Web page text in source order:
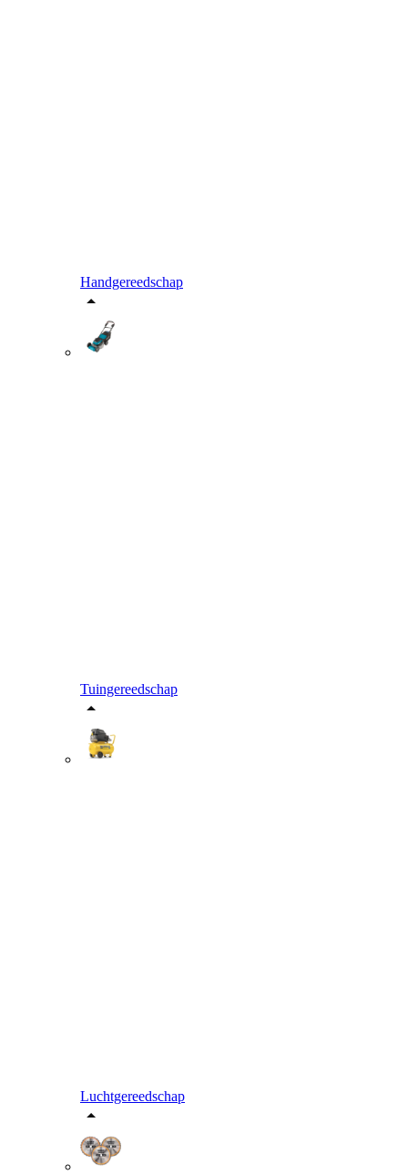
Handgereedschap
Tuingereedschap
Luchtgereedschap